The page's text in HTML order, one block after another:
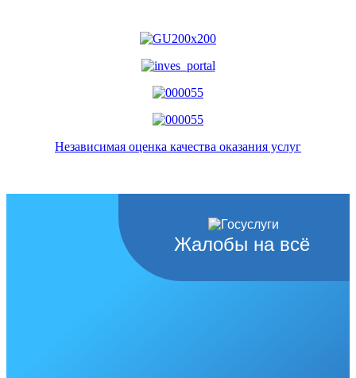
Независимая оценка качества оказания услуг
Жалобы на всё